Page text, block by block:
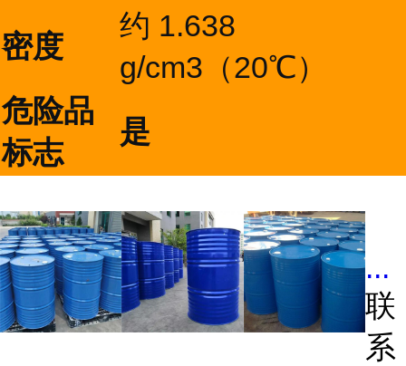
密度
约 1.638
g/cm3（20℃）
危险品
标志
是
...
联
系